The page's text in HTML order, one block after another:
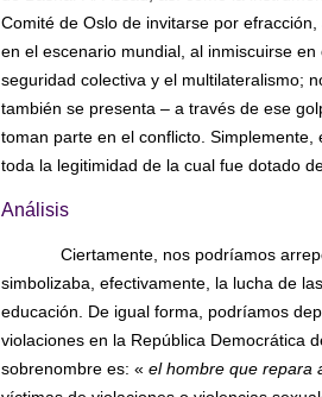
Comité de Oslo de invitarse por
en el escenario mundial, al inmiscuirse
seguridad colectiva y el multilateralismo;
también se presenta – a través de ese
toman parte en el conflicto.
toda la legitimidad de la cual fue dotado
Análisis
Ciertamente, nos podríamos
simbolizaba, efectivamente, la lucha de
educación. De igual forma, podríamos
violaciones en la República Democrática
sobrenombre es: « el hombre que repara